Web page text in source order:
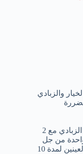
والزبادي
لعلاج نجاعيد العين،اخلط 4 معالق من الزبادي مع 2
من جل
نبات الصبار. ثم ضع هذا الخليط تحت العينين لمدة 10